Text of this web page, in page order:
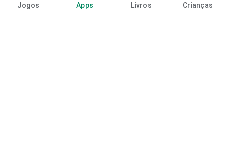
Jogos Apps Livros Crianças